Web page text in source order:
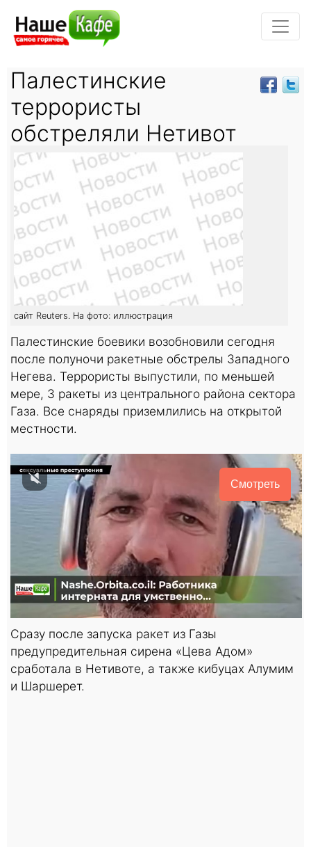
Палестинские
террористы
обстреляли Нетивот
сайт Reuters. На фото: иллюстрация
Палестинские боевики возобновили сегодня
после полуночи ракетные обстрелы Западного
Негева. Террористы выпустили, по меньшей
мере, 3 ракеты из центрального района сектора
Газа. Все снаряды приземлились на открытой
местности.
Смотреть
Сразу после запуска ракет из Газы
предупредительная сирена «Цева Адом»
сработала в Нетивоте, а также кибуцах Алумим
и Шаршерет.